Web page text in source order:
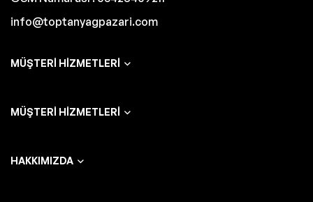
info@toptanyagpazari.com
MÜŞTERI HIZMETLERI
MÜŞTERI HIZMETLERI
HAKKIMIZDA